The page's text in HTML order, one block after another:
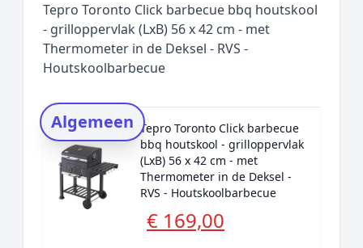
Rating topper
Onderzoeksmethode
Alternatieven
Prijsniveaus
Tepro Toronto Click barbecue bbq houtskool
- grilloppervlak (LxB) 56 x 42 cm - met
Thermometer in de Deksel - RVS -
Houtskoolbarbecue
Algemeen Tepro Toronto Click barbecue
bbq houtskool - grilloppervlak
(LxB) 56 x 42 cm - met
Thermometer in de Deksel -
RVS - Houtskoolbarbecue
€ 169,00